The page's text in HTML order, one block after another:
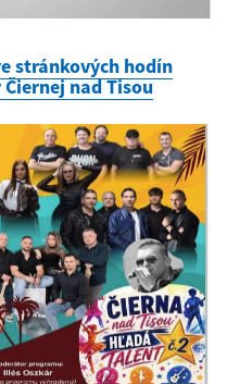
stránkových hodín
nad Tisou